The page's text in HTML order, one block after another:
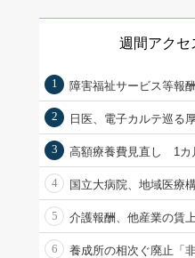
週間アクセ
1 障害福祉サービス等報
2 日医、電子カルテ巡る
3 高額療養費見直し 1カ
4 国立大病院、地域医療
5 介護報酬、他産業の賃
6 養成所の相次ぐ廃止「